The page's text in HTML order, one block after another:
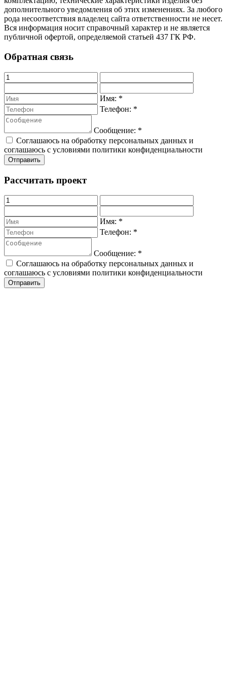
дополнительного уведомления об этих изменениях. За любого
рода несоответствия владелец сайта ответственности не несет.
Вся информация носит справочный характер и не является
публичной офертой, определяемой статьей 437 ГК РФ.
Обратная связь
Имя: *
Телефон: *
Сообщение: *
Соглашаюсь на обработку персональных данных и
соглашаюсь с условиями политики конфиденциальности
Рассчитать проект
Имя: *
Телефон: *
Сообщение: *
Соглашаюсь на обработку персональных данных и
соглашаюсь с условиями политики конфиденциальности